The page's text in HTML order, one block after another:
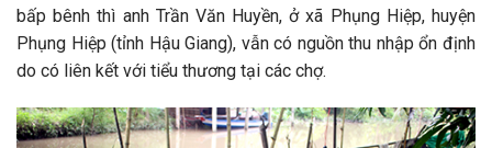
bấp bênh thì anh Trần Văn Huyền, ở xã Phụng Hiệp, huyện
Phụng Hiệp (tỉnh Hậu Giang), vẫn có nguồn thu nhập ổn định
do có liên kết với tiểu thương tại các chợ.